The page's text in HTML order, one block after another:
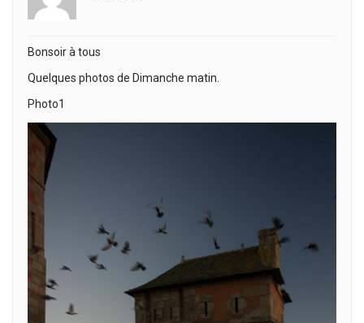
Bonsoir à tous
Quelques photos de Dimanche matin.
Photo1